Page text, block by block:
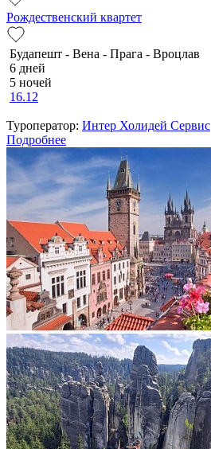
Рождественский квартет
Будапешт - Вена - Прага - Вроцлав
6 дней
5 ночей
16.12
Туроператор: Интер Холидей Сервис
Подробнее